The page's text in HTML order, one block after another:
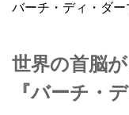
バーチ・ディ・ダー
世界の首脳
『バーチ・